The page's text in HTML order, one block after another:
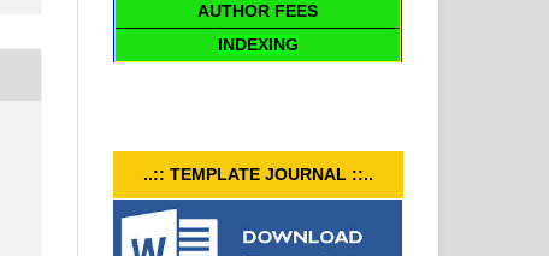
AUTHOR FEES
INDEXING
..:: TEMPLATE JOURNAL ::..